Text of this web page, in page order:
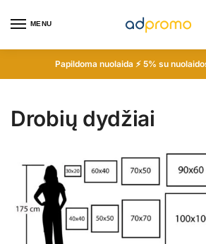
MENU
Papildoma nuolaida ⚡ 5% su
Drobių dydžiai